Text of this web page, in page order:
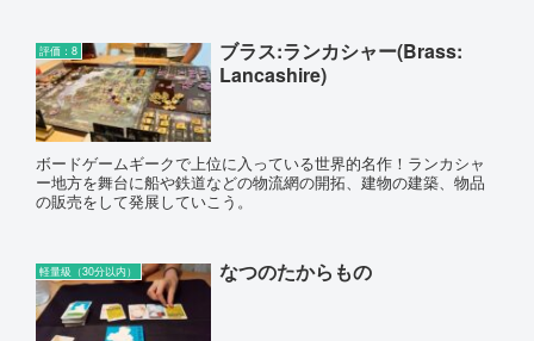
評価：8
ブラス:ランカシャー(Brass:
Lancashire)
ボードゲームギークで上位に入っている世界的名作！ランカシャ
ー地方を舞台に船や鉄道などの物流網の開拓、建物の建築、物品
の販売をして発展していこう。
軽量級（30分以内） なつのたからもの